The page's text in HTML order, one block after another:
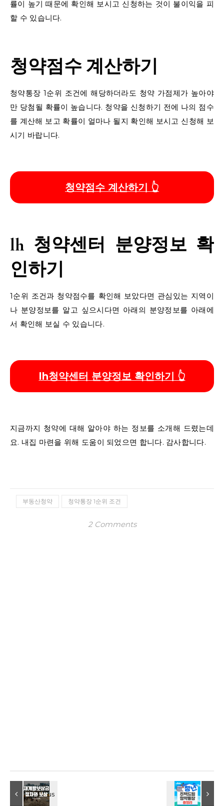
률이 높기 때문에 확인해 보시고 신청하는 것이 불이익을 피
할 수 있습니다.
청약점수 계산하기
청약통장 1순위 조건에 해당하더라도 청약 가점제가 높아야
만 당첨될 확률이 높습니다. 청약을 신청하기 전에 나의 점수
를 계산해 보고 확률이 얼마나 될지 확인해 보시고 신청해 보
시기 바랍니다.
청약점수 계산하기 👆
lh 청약센터 분양정보 확
인하기
1순위 조건과 청약점수를 확인해 보았다면 관심있는 지역이
나 분양정보를 알고 싶으시다면 아래의 분양정보를 아래에
서 확인해 보실 수 있습니다.
lh청약센터 분양정보 확인하기 👆
지금까지 청약에 대해 알아야 하는 정보를 소개해 드렸는데
요. 내집 마련을 위해 도움이 되었으면 합니다. 감사합니다.
부동산청약 청약통장 1순위 조건
2 Comments